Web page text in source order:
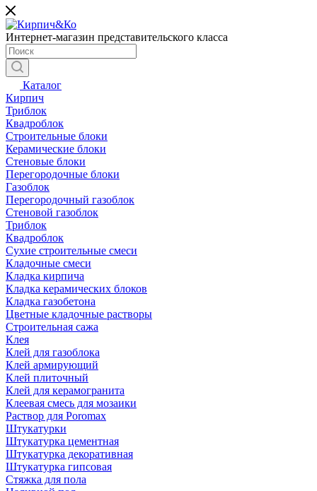
Интернет-магазин представительского класса
Каталог
Кирпич
Триблок
Квадроблок
Строительные блоки
Керамические блоки
Стеновые блоки
Перегородочные блоки
Газоблок
Перегородочный газоблок
Стеновой газоблок
Триблок
Квадроблок
Сухие строительные смеси
Кладочные смеси
Кладка кирпича
Кладка керамических блоков
Кладка газобетона
Цветные кладочные растворы
Строительная сажа
Клея
Клей для газоблока
Клей армирующий
Клей плиточный
Клей для керамогранита
Клеевая смесь для мозаики
Раствор для Poromax
Штукатурки
Штукатурка цементная
Штукатурка декоративная
Штукатурка гипсовая
Стяжка для пола